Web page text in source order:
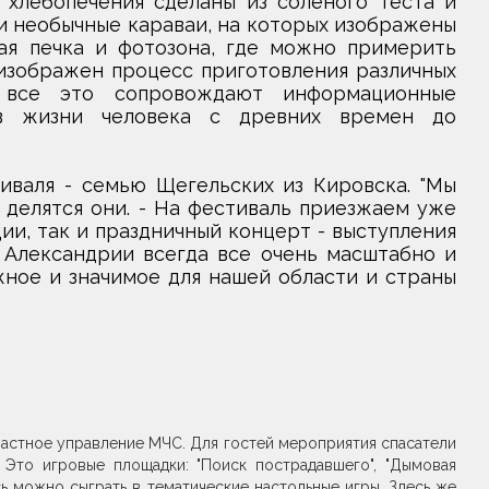
караваи, на которых изображены
печка и фотозона, где можно примерить
процесс приготовления различных
это сопровождают информационные
жизни человека с древних времен до
- семью Щегельских из Кировска. "Мы
они. - На фестиваль приезжаем уже
так и праздничный концерт - выступления
всегда все очень масштабно и
и значимое для нашей области и страны
управление МЧС. Для гостей мероприятия спасатели
игровые площадки: "Поиск пострадавшего", "Дымовая